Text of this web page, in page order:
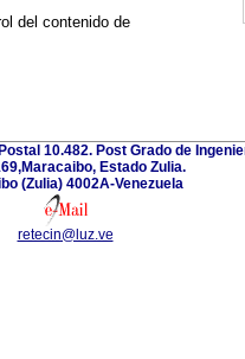
del contenido de
10.482. Post Grado de
Estado Zulia.
(Zulia) 4002A-Venezuela
retecin@luz.ve